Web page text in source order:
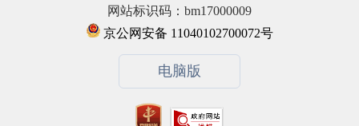
网站标识码：bm17000009
京公网安备 11040102700072号
电脑版